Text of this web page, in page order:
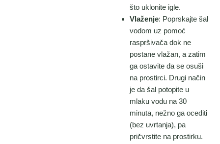
što uklonite igle.
Vlaženje: Poprskajte šal
vodom uz pomoć
raspršivača dok ne
postane vlažan, a zatim
ga ostavite da se osuši
na prostirci. Drugi način
je da šal potopite u
mlaku vodu na 30
minuta, nežno ga ocediti
(bez uvrtanja), pa
pričvrstite na prostirku.